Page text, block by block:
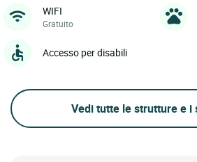
WIFI
Gratuito
Accesso per disabili
Vedi tutte le strutture e i